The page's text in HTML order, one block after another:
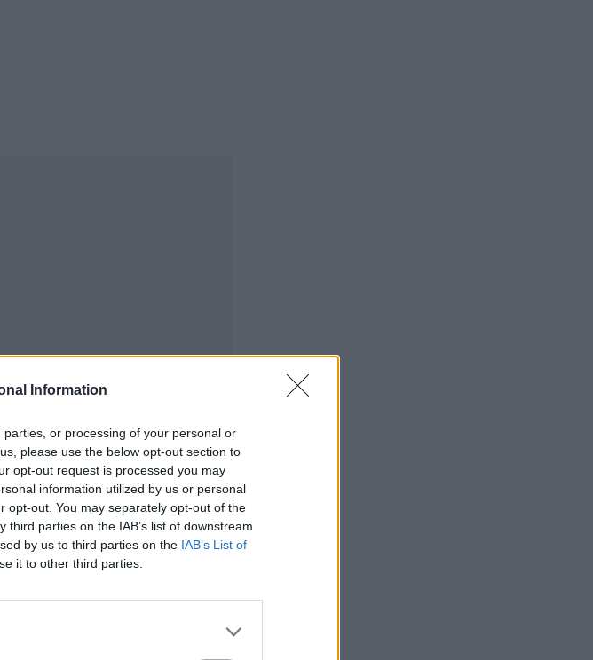
Information
or processing of your personal or
please use the below opt-out section to
opt-out request is processed you may
information utilized by us or personal
opt-out. You may separately opt-out of the
parties on the IAB’s list of downstream
by us to third parties on the IAB’s List of
it to other third parties.